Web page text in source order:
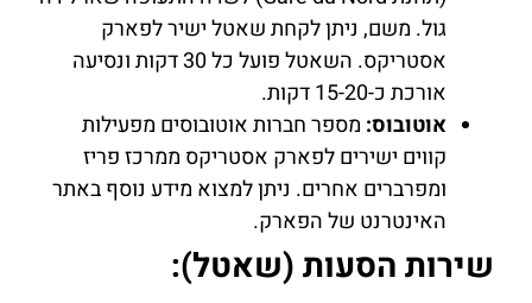
גול. משם, ניתן לקחת שאטל ישיר לפארק
אסטריקס. השאטל פועל כל 30 דקות ונסיעה
אורכת כ-15-20 דקות.
אוטובוס: מספר חברות אוטובוסים מפעילות
קווים ישירים לפארק אסטריקס ממרכז פריז
ומפרברים אחרים. ניתן למצוא מידע נוסף באתר
האינטרנט של הפארק.
שירות הסעות (שאטל):